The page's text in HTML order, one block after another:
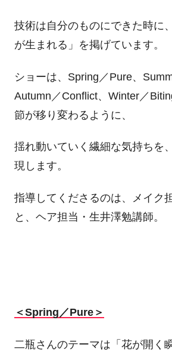
技術は自分のものにできた時に
が生まれる」を掲げています。
ショーは、Spring／Pure、
Autumn／Conflict、Winter／
節が移り変わるように、
揺れ動いていく繊細な気持ちを
現します。
指導してくださるのは、メイク
と、ヘア担当・生井澤勉講師。
＜Spring／Pure＞
二瓶さんのテーマは「花が開く